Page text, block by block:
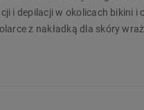
i depilacji w okolicach bikini i
z nakładką dla skóry